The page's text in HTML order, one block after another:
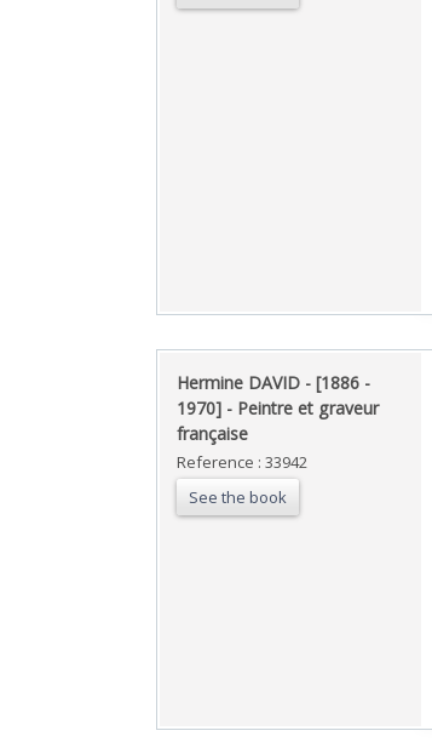
‎Hermine DAVID - [1886 -
1970] - Peintre et graveur
française‎
Reference : 33942
See the book